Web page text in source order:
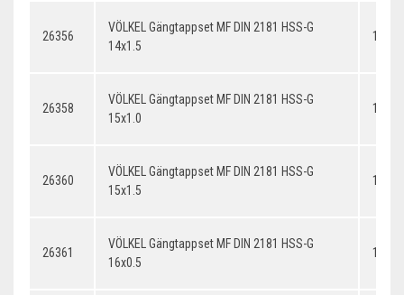
26356
VÖLKEL Gängtappset MF DIN 2181 HSS-G
14x1.5
26358
VÖLKEL Gängtappset MF DIN 2181 HSS-G
15x1.0
26360
VÖLKEL Gängtappset MF DIN 2181 HSS-G
15x1.5
26361
VÖLKEL Gängtappset MF DIN 2181 HSS-G
16x0.5